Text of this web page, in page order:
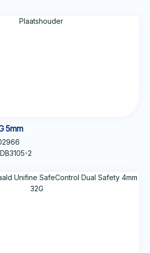
5mm
DB3105-2